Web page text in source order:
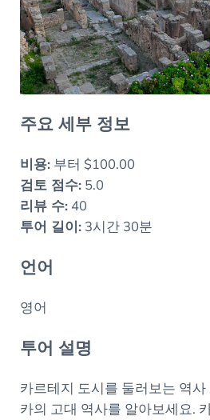
주요 세부 정보
비용:부터 $100.00
검토 점수:5.0
리뷰 수:40
투어 길이:3시간 30분
언어
영어
투어 설명
카르테지 도시를 둘러보는 역
카의 고대 역사를 알아보세요.